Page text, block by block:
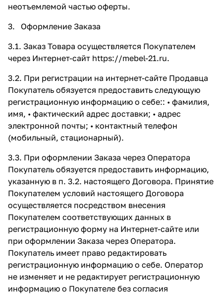
неотъемлемой частью оферты.
3. Оформление Заказа
3.1. Заказ Товара осуществляется Покупателем
через Интернет-сайт https://mebel-21.ru.
3.2. При регистрации на интернет-сайте Продавца
Покупатель обязуется предоставить следующую
регистрационную информацию о себе:: • фамилия,
имя, • фактический адрес доставки; • адрес
электронной почты; • контактный телефон
(мобильный, стационарный).
3.3. При оформлении Заказа через Оператора
Покупатель обязуется предоставить информацию,
указанную в п. 3.2. настоящего Договора. Принятие
Покупателем условий настоящего Договора
осуществляется посредством внесения
Покупателем соответствующих данных в
регистрационную форму на Интернет-сайте или
при оформлении Заказа через Оператора.
Покупатель имеет право редактировать
регистрационную информацию о себе. Оператор
не изменяет и не редактирует регистрационную
информацию о Покупателе без согласия